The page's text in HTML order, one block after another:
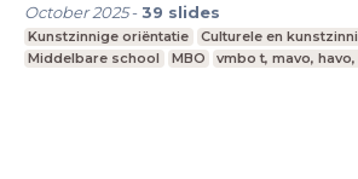
October 2025-39 slides
Kunstzinnige oriëntatie Culturele en
Middelbare school
MBO vmbo t, mavo,